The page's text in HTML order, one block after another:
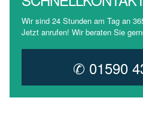
Wir sind 24 Stunden am Tag an
Jetzt anrufen! Wir beraten Sie
✆ 01590